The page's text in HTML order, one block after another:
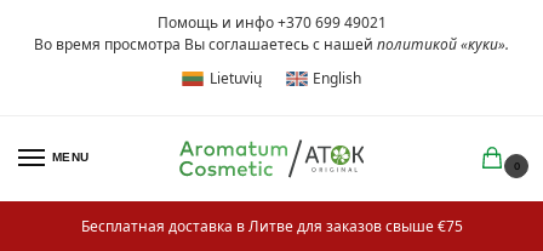
Помощь и инфо +370 699 49021
Во время просмотра Вы соглашаетесь с нашей политикой «куки».
Lietuvių
English
MENU
0
Бесплатная доставка в Литве для заказов свыше €75